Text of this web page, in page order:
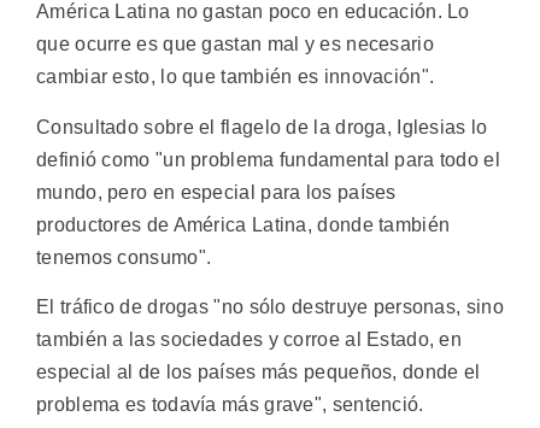
América Latina no gastan poco en educación. Lo
que ocurre es que gastan mal y es necesario
cambiar esto, lo que también es innovación".
Consultado sobre el flagelo de la droga, Iglesias lo
definió como "un problema fundamental para todo el
mundo, pero en especial para los países
productores de América Latina, donde también
tenemos consumo".
El tráfico de drogas "no sólo destruye personas, sino
también a las sociedades y corroe al Estado, en
especial al de los países más pequeños, donde el
problema es todavía más grave", sentenció.